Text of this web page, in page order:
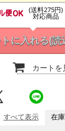
(送料275円)
対応商品
に入れる(読
カートを
すべて表示 在